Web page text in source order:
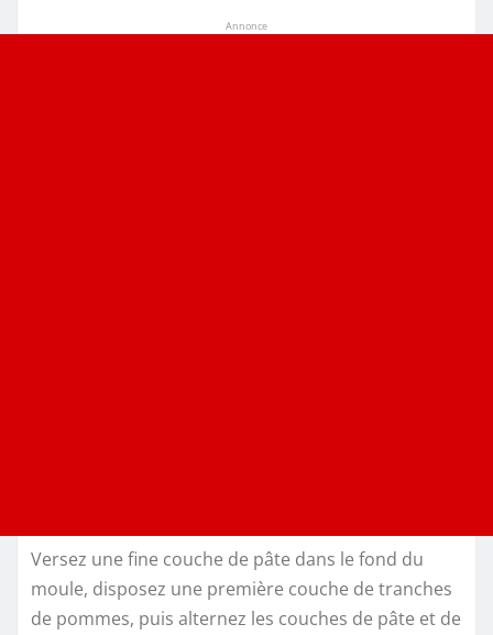
Annonce
Versez une fine couche de pâte dans le fond du
moule, disposez une première couche de tranches
de pommes, puis alternez les couches de pâte et de